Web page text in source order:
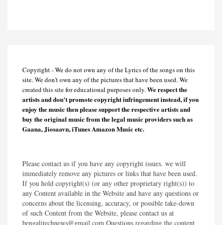
Copyright - We do not own any of the Lyrics of the songs on this
site. We don't own any of the pictures that have been used. We
created this site for educational purposes only.We respect the
artists and don't promote copyright infringement instead, if you
enjoy the music then please support the respective artists and
buy the original music from the legal music providers such as
Gaana, Jiosaavn, iTunes Amazon Music etc.
Please contact us if you have any copyright issues. we will
immediately remove any pictures or links that have been used.
If you hold copyright(s) (or any other proprietary right(s)) to
any Content available in the Website and have any questions or
concerns about the licensing, accuracy, or possible take-down
of such Content from the Website, please contact us at
bengalitechnews@gmail.com Questions regarding the content